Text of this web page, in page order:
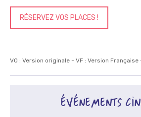
RÉSERVEZ VOS PLACES !
VO : Version originale - VF : Version
ÉVÉNEMENTS